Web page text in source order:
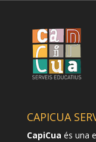
CAPICUA
CapiCua és una